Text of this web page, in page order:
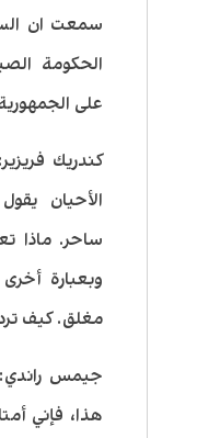
سمعت ان
الحكومة
على
كندريك فريزير:
الأحيان
ساحر. ماذا
وبعبارة
مغلق. كيف
جيمس راندي:
هذا، فإني